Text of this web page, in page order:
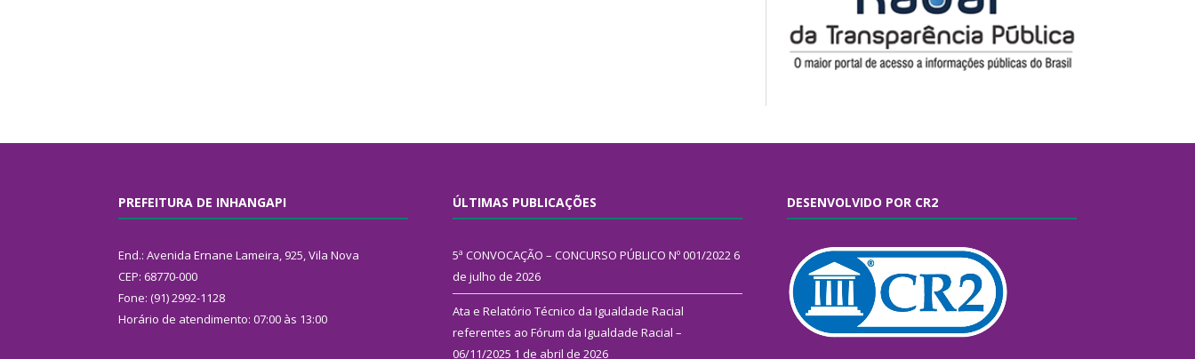
PREFEITURA DE INHANGAPI
End.: Avenida Ernane Lameira, 925, Vila Nova
CEP: 68770-000
Fone: (91) 2992-1128
Horário de atendimento: 07:00 às 13:00
ÚLTIMAS PUBLICAÇÕES
5ª CONVOCAÇÃO – CONCURSO PÚBLICO Nº 001/2022 6
de julho de 2026
Ata e Relatório Técnico da Igualdade Racial
referentes ao Fórum da Igualdade Racial –
06/11/2025 1 de abril de 2026
DESENVOLVIDO POR CR2